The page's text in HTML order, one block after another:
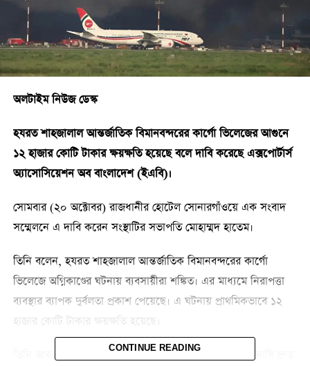
অলটাইম নিউজ ডেস্ক
হযরত শাহজালাল আন্তর্জাতিক বিমানবন্দরের কার্গো ভিলেজের আগুনে
১২ হাজার কোটি টাকার ক্ষয়ক্ষতি হয়েছে বলে দাবি করেছে এক্সপোর্টার্স
অ্যাসোসিয়েশন অব বাংলাদেশ (ইএবি)।
সোমবার (২০ অক্টোবর) রাজধানীর হোটেল সোনারগাঁওয়ে এক সংবাদ
সম্মেলনে এ দাবি করেন সংস্থাটির সভাপতি মোহাম্মদ হাতেম।
তিনি বলেন, হযরত শাহজালাল আন্তর্জাতিক বিমানবন্দরের কার্গো
ভিলেজে অগ্নিকাণ্ডের ঘটনায় ব্যবসায়ীরা শঙ্কিত। এর মাধ্যমে নিরাপত্তা
ব্যবস্থার ব্যাপক দুর্বলতা প্রকাশ পেয়েছে। এ ঘটনায় প্রাথমিকভাবে ১২
হাজার কোটি টাকার ক্ষয়ক্ষতি হয়েছে।
তিনি আরও বলেন, অগ্নিকাণ্ডে ক্ষতিগ্রস্ত পণ্যের বিপরীতে বীমা দাবি দ্রুত
CONTINUE READING